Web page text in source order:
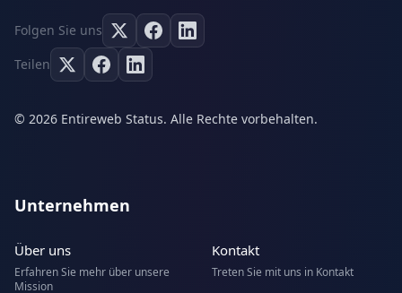
Folgen Sie uns
Teilen
© 2026 Entireweb Status. Alle Rechte vorbehalten.
Unternehmen
Über uns
Erfahren Sie mehr über unsere
Mission
Kontakt
Treten Sie mit uns in Kontakt